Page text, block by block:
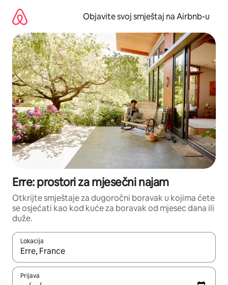
sadržaj
Objavite svoj smještaj na Airbnb-u
Erre: prostori za mjesečni najam
Otkrijte smještaje za dugoročni boravak u kojima ćete
se osjećati kao kod kuće za boravak od mjesec dana ili
duže.
Lokacija
Kad su rezultati dostupni, možete da se krećete kroz njih
Prijava